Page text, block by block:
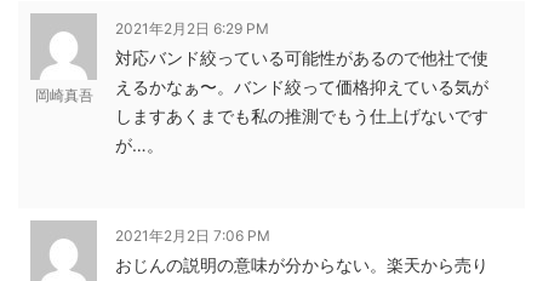
岡崎真吾
2021年2月2日 6:29 PM
対応バンド絞っている可能性があるので他社で使
えるかなぁ〜。バンド絞って価格抑えている気が
しますあくまでも私の推測でもう仕上げないです
が…。
2021年2月2日 7:06 PM
おじんの説明の意味が分からない。楽天から売り